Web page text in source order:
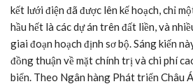
kết lưới điện đã được lên kế hoạch, chỉ
hầu hết là các dự án trên đất liền, và
giai đoạn hoạch định sơ bộ. Sáng kiến
đồng thuận về mặt chính trị và chi phí
biển. Theo Ngân hàng Phát triển Châu